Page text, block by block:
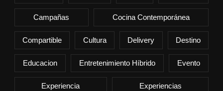
Campañas Cocina Contemporánea
Compartible Cultura Delivery Destino
Educacion Entretenimiento Híbrido Evento
Experiencia Experiencias